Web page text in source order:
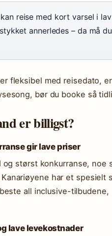
reise med kort varsel i
annerledes – da må
fleksibel med reisedato,
bør du booke så
er billigst?
gir lave priser
og størst konkurranse, noe
har et
all inclusive-
lave levekostnader